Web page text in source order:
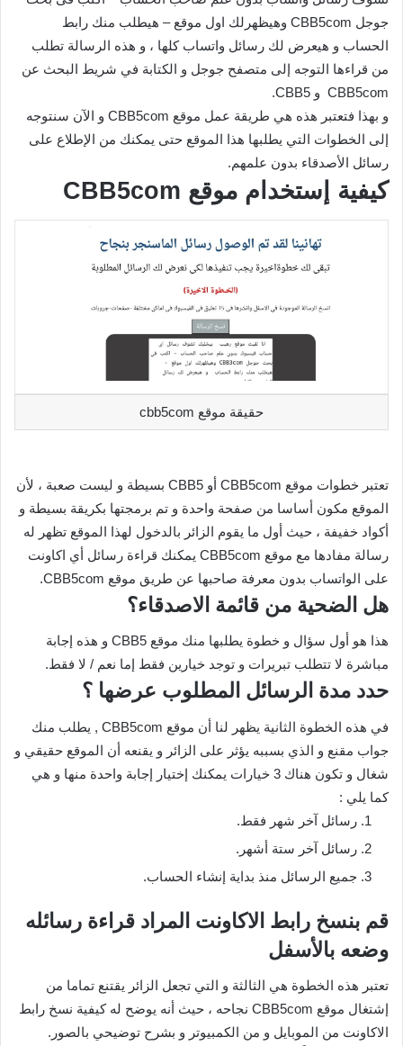
جوجل CBB5com وهيظهرلك اول موقع – هيطلب منك رابط
الحساب و هيعرض لك رسائل واتساب كلها ، و هذه الرسالة تطلب
من قراءها التوجه إلى متصفح جوجل و الكتابة في شريط البحث عن
CBB5com و CBB5.
و بهذا فتعتبر هذه هي طريقة عمل موقع CBB5com و الآن سنتوجه
إلى الخطوات التي يطلبها هذا الموقع حتى يمكنك من الإطلاع على
رسائل الأصدقاء بدون علمهم.
كيفية إستخدام موقع CBB5com
حقيقة موقع cbb5com
تعتبر خطوات موقع CBB5com أو CBB5 بسيطة و ليست صعبة ، لأن
الموقع مكون أساسا من صفحة واحدة و تم برمجتها بكريقة بسيطة و
أكواد خفيفة ، حيث أول ما يقوم الزائر بالدخول لهذا الموقع تظهر له
رسالة مفادها مع موقع CBB5com يمكنك قراءة رسائل أي اكاونت
على الواتساب بدون معرفة صاحبها عن طريق موقع CBB5com.
هل الضحية من قائمة الاصدقاء؟
هذا هو أول سؤال و خطوة يطلبها منك موقع CBB5 و هذه إجابة
مباشرة لا تتطلب تبريرات و توجد خيارين فقط إما نعم / لا فقط.
حدد مدة الرسائل المطلوب عرضها ؟
في هذه الخطوة الثانية يظهر لنا أن موقع CBB5com , يطلب منك
جواب مقنع و الذي بسببه يؤثر على الزائر و يقنعه أن الموقع حقيقي و
شغال و تكون هناك 3 خيارات يمكنك إختيار إجابة واحدة منها و هي
كما يلي :
رسائل آخر شهر فقط.
رسائل آخر ستة أشهر.
جميع الرسائل منذ بداية إنشاء الحساب.
قم بنسخ رابط الاكاونت المراد قراءة رسائله
وضعه بالأسفل
تعتبر هذه الخطوة هي الثالثة و التي تجعل الزائر يقتنع تماما من
إشتغال موقع CBB5com نجاحه ، حيث أنه يوضح له كيفية نسخ رابط
الاكاونت من الموبايل و من الكمبيوتر و بشرح توضيحي بالصور.